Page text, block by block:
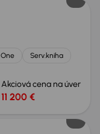
One
Serv.kniha
Akciová cena na úver
11 200 €